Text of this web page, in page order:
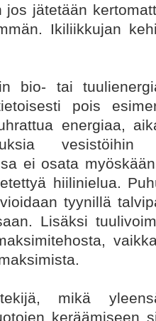
jos jätetään
Ikiliikkujan
bio- tai
pois
energiaa,
ei osata
hiilinielua.
tyynillä
Lisäksi
mikä
keräämiseen